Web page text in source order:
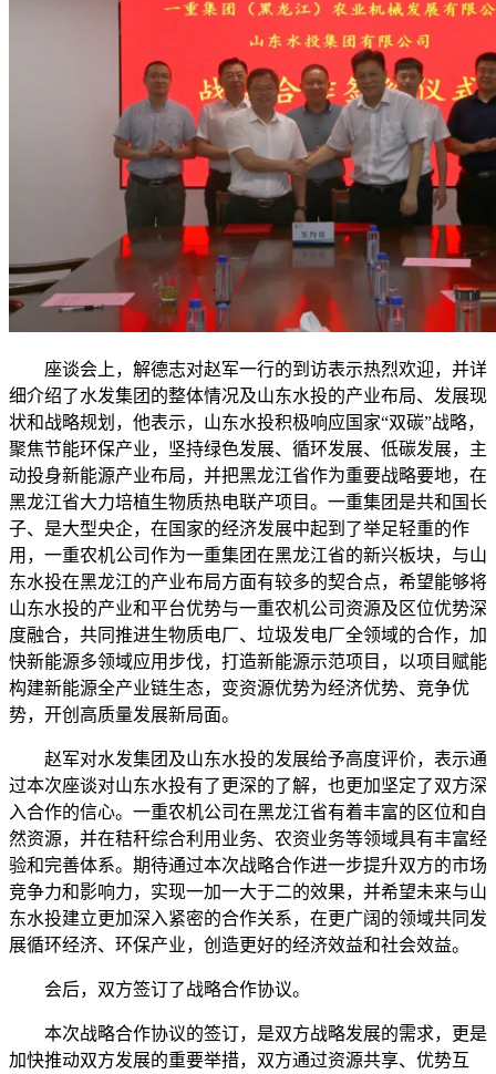
座谈会上，解德志对赵军一行的到访表示热烈欢迎，并详
细介绍了水发集团的整体情况及山东水投的产业布局、发展现
状和战略规划，他表示，山东水投积极响应国家“双碳”战略，
聚焦节能环保产业，坚持绿色发展、循环发展、低碳发展，主
动投身新能源产业布局，并把黑龙江省作为重要战略要地，在
黑龙江省大力培植生物质热电联产项目。一重集团是共和国长
子、是大型央企，在国家的经济发展中起到了举足轻重的作
用，一重农机公司作为一重集团在黑龙江省的新兴板块，与山
东水投在黑龙江的产业布局方面有较多的契合点，希望能够将
山东水投的产业和平台优势与一重农机公司资源及区位优势深
度融合，共同推进生物质电厂、垃圾发电厂全领域的合作，加
快新能源多领域应用步伐，打造新能源示范项目，以项目赋能
构建新能源全产业链生态，变资源优势为经济优势、竞争优
势，开创高质量发展新局面。
赵军对水发集团及山东水投的发展给予高度评价，表示通
过本次座谈对山东水投有了更深的了解，也更加坚定了双方深
入合作的信心。一重农机公司在黑龙江省有着丰富的区位和自
然资源，并在秸秆综合利用业务、农资业务等领域具有丰富经
验和完善体系。期待通过本次战略合作进一步提升双方的市场
竞争力和影响力，实现一加一大于二的效果，并希望未来与山
东水投建立更加深入紧密的合作关系，在更广阔的领域共同发
展循环经济、环保产业，创造更好的经济效益和社会效益。
会后，双方签订了战略合作协议。
本次战略合作协议的签订，是双方战略发展的需求，更是
加快推动双方发展的重要举措，双方通过资源共享、优势互